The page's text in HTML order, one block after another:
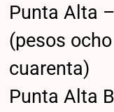
Punta Alta
(pesos
cuarenta)
Punta Alta